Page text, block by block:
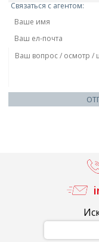
Связаться с агентом: